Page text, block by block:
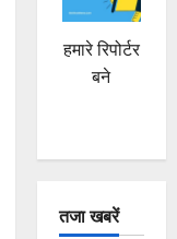
हमारे रिपोर्टर
बने
तजा खबरें